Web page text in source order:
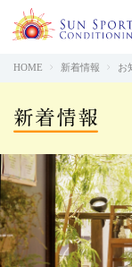
スタッフ紹介
サービス紹介
HOME 新着情報 お